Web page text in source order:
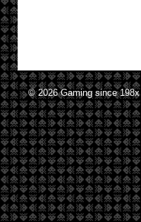
© 2026Gaming since 198x